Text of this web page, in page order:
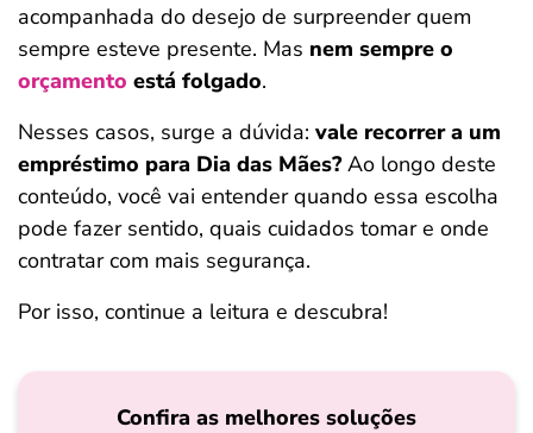
ferramentas
acompanhada do desejo de surpreender quem
sempre esteve presente. Mas nem sempre o
orçamento está folgado.
Nesses casos, surge a dúvida: vale recorrer a um
empréstimo para Dia das Mães?Ao longo deste
conteúdo, você vai entender quando essa escolha
pode fazer sentido, quais cuidados tomar e onde
contratar com mais segurança.
Por isso, continue a leitura e descubra!
Confira as melhores soluções